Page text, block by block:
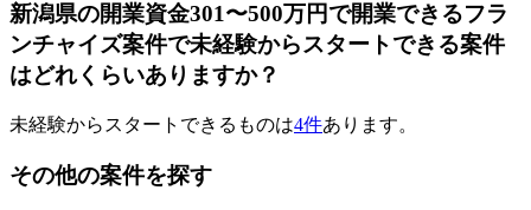
新潟県の開業資金301〜500万円で開業できるフラ
ンチャイズ案件で未経験からスタートできる案件
はどれくらいありますか？
未経験からスタートできるものは4件あります。
その他の案件を探す